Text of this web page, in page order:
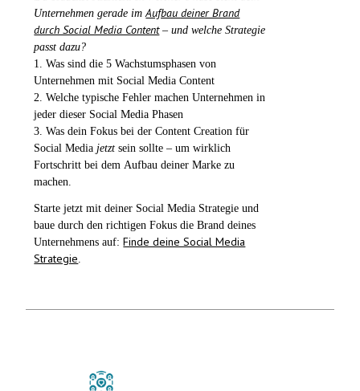
Unternehmen gerade imAufbau deiner Brand
durch Social Media Content– und welche Strategie
passt dazu?
1. Was sind die 5 Wachstumsphasen von
Unternehmen mit Social Media Content
2. Welche typische Fehler machen Unternehmen in
jeder dieser Social Media Phasen
3. Was dein Fokus bei der Content Creation für
Social Media jetzt sein sollte – um wirklich
Fortschritt bei dem Aufbau deiner Marke zu
machen.
Starte jetzt mit deiner Social Media Strategie und
baue durch den richtigen Fokus die Brand deines
Unternehmens auf: Finde deine Social Media
Strategie.